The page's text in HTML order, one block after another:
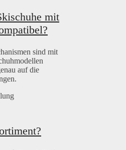
mit
sind mit
auf die